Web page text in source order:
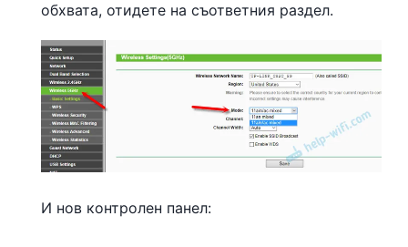
обхвата, отидете на съответния раздел.
И нов контролен панел: